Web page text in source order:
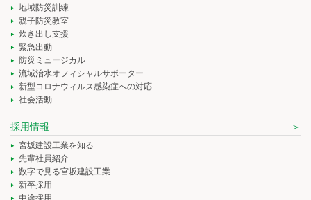
地域防災訓練
親子防災教室
炊き出し支援
緊急出動
防災ミュージカル
流域治水オフィシャルサポーター
新型コロナウィルス感染症への対応
社会活動
採用情報
宮坂建設工業を知る
先輩社員紹介
数字で見る宮坂建設工業
新卒採用
中途採用